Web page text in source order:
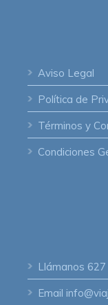
Aviso Legal
Política de
Términos y
Condiciones
Llámanos
Email